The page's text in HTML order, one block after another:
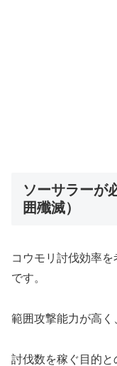
ソーサラーが
囲殲滅）
コウモリ討伐効率
です。
範囲攻撃能力が高く
討伐数を稼ぐ目的と